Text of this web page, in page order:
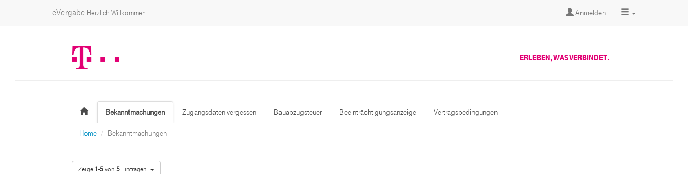
eVergabe Herzlich Willkommen Anmelden
ERLEBEN, WAS VERBINDET.
Bekanntmachungen Zugangsdaten vergessen Bauabzugsteuer Beeinträchtigungsanzeige Vertragsbedingungen
Home Bekanntmachungen
Zeige 1-5von 5Einträgen.